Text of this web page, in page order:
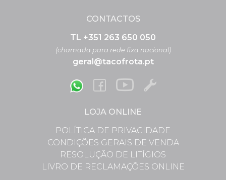
CONTACTOS
TL +351 263 650 050
(chamada para rede fixa nacional)
geral@tacofrota.pt
LOJA ONLINE
POLÍTICA DE PRIVACIDADE
CONDIÇÕES GERAIS DE VENDA
RESOLUÇÃO DE LITÍGIOS
LIVRO DE RECLAMAÇÕES ONLINE